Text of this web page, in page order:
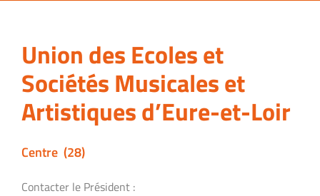
Union des Ecoles et
Sociétés Musicales et
Artistiques d’Eure-et-Loir
Centre (28)
Contacter le Président :